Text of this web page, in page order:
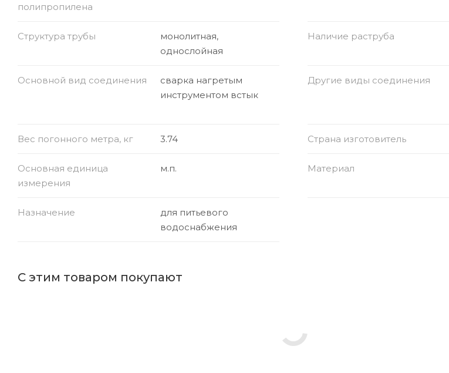
полипропилена
Структура трубы
монолитная,
однослойная
Наличие раструба
Основной вид соединения
сварка нагретым
инструментом встык
Другие виды соединения
Вес погонного метра, кг 3.74 Страна изготовитель
Основная единица
измерения
м.п. Материал
Назначение
для питьевого
водоснабжения
С этим товаром покупают